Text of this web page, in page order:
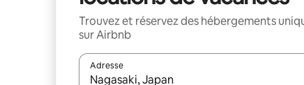
Trouvez et réservez des hébergements
sur Airbnb
Adresse
Lorsque les résultats s'affichent, utilisez les